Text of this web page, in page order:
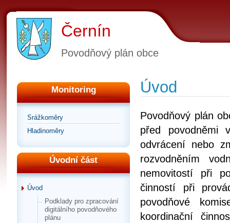
Černín
Povodňový plán obce
Monitoring
Srážkoměry
Hladinoměry
Úvodní část
Úvod
Podklady pro zpracování
digitálního povodňového
plánu
Úvod
Povodňový plán
před povodněmi
odvrácení nebo
rozvodněním
nemovitostí při
činností při
povodňové
koordinační